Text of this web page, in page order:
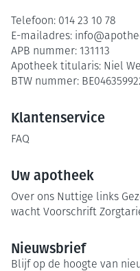
Telefoon: 014 23 10 78
E-mailadres: info@
APB nummer: 131113
Apotheek titularis: Niel
BTW nummer:
Klantenservice
FAQ
Uw apotheek
Over ons Nuttige links
wacht Voorschrift
Nieuwsbrief
Blijf op de hoogte van